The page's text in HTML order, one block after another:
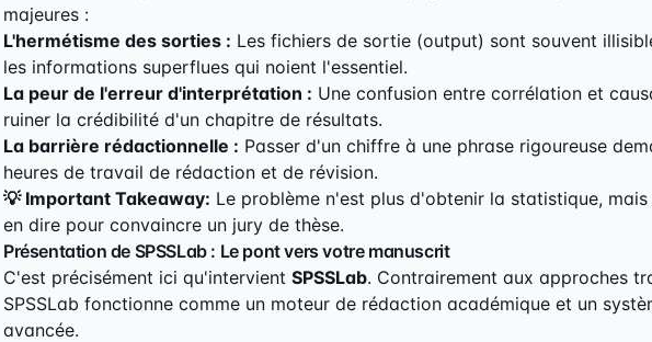
majeures :
L'hermétisme des sorties : Les fichiers de sortie (output) sont souvent
les informations superflues qui noient l'essentiel.
La peur de l'erreur d'interprétation : Une confusion entre corrélation et
ruiner la crédibilité d'un chapitre de résultats.
La barrière rédactionnelle : Passer d'un chiffre à une phrase rigoureuse
heures de travail de rédaction et de révision.
💡 Important Takeaway: Le problème n'est plus d'obtenir la statistique,
en dire pour convaincre un jury de thèse.
Présentation de SPSSLab : Le pont vers votre manuscrit
C'est précisément ici qu'intervient SPSSLab. Contrairement aux approches
SPSSLab fonctionne comme un moteur de rédaction académique et un
avancée.